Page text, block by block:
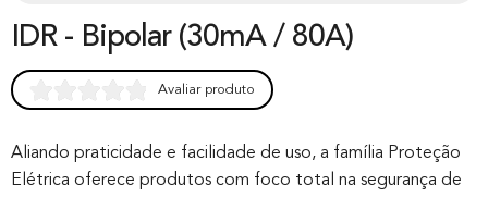
IDR - Bipolar (30mA / 80A)
out of 0
based on
Avaliar produto
Aliando praticidade e facilidade de uso, a família Proteção
Elétrica oferece produtos com foco total na segurança de